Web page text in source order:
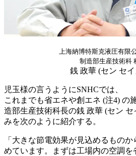
上海納博特斯克液圧有限
制造部生産技術科
銭 政華 (セン セ
児玉様の言うようにSNHCでは、
これまでも省エネや創エネ (注4) の
造部生産技術科長の銭 政華 (セン
みを次のように紹介する。
「大きな節電効果が見込めるもの
めています。まずは工場内の空調を